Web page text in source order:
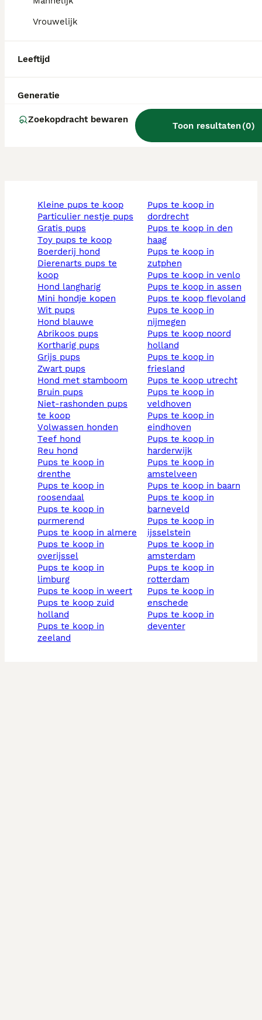
Vrouwelijk
Leeftijd
Generatie
Zoekopdracht bewaren
Toon resultaten(0)
Zijn pumi-honden zeldzaam?
Hoeveel kost een pumi-hond?
kleine pups te koop
particulier nestje pups
gratis pups
toy pups te koop
boerderij hond
dierenarts pups te
koop
hond langharig
mini hondje kopen
wit pups
hond blauwe
abrikoos pups
kortharig pups
grijs pups
zwart pups
hond met stamboom
bruin pups
niet-rashonden pups
te koop
volwassen honden
teef hond
reu hond
pups te koop in
drenthe
pups te koop in
roosendaal
pups te koop in
purmerend
pups te koop in almere
pups te koop in
overijssel
pups te koop in
limburg
pups te koop in weert
pups te koop zuid
holland
pups te koop in
zeeland
pups te koop in
dordrecht
pups te koop in den
haag
pups te koop in
zutphen
pups te koop in venlo
pups te koop in assen
pups te koop flevoland
pups te koop in
nijmegen
pups te koop noord
holland
pups te koop in
friesland
pups te koop utrecht
pups te koop in
veldhoven
pups te koop in
eindhoven
pups te koop in
harderwijk
pups te koop in
amstelveen
pups te koop in baarn
pups te koop in
barneveld
pups te koop in
ijsselstein
pups te koop in
amsterdam
pups te koop in
rotterdam
pups te koop in
enschede
pups te koop in
deventer